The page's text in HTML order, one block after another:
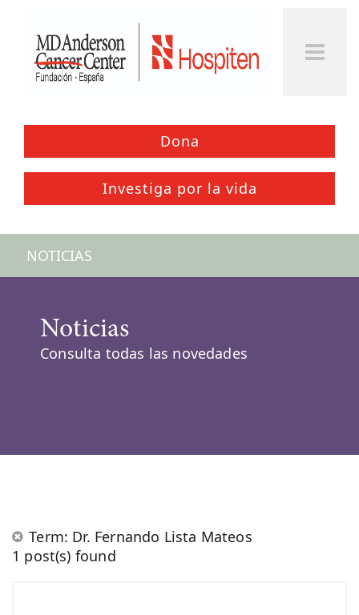
Dona
Investiga por la vida
NOTICIAS
Noticias
Consulta todas las novedades
Term: Dr. Fernando Lista Mateos
1 post(s) found